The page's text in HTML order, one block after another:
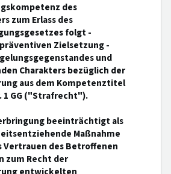
des
zum Erlass des
folgt -
Zielsetzung -
und
Charakters bezüglich der
aus dem Kompetenztitel
1 GG ("Strafrecht").
beeinträchtigt als
Maßnahme
des Betroffenen
zum Recht der